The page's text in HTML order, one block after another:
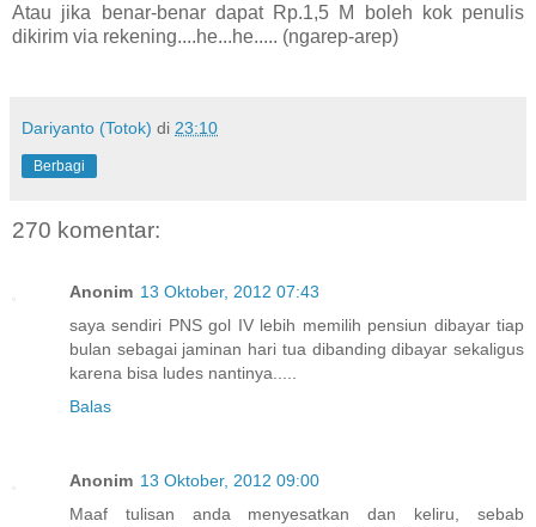
Atau jika benar-benar dapat Rp.1,5 M boleh kok penulis
dikirim via rekening....he...he..... (ngarep-arep)
Dariyanto (Totok) di 23:10
Berbagi
270 komentar:
Anonim 13 Oktober, 2012 07:43
saya sendiri PNS gol IV lebih memilih pensiun dibayar tiap
bulan sebagai jaminan hari tua dibanding dibayar sekaligus
karena bisa ludes nantinya.....
Balas
Anonim 13 Oktober, 2012 09:00
Maaf tulisan anda menyesatkan dan keliru, sebab